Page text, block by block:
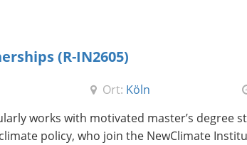
(R-IN2605)
Ort: Köln
works with motivated master’s degree
policy, who join the NewClimate